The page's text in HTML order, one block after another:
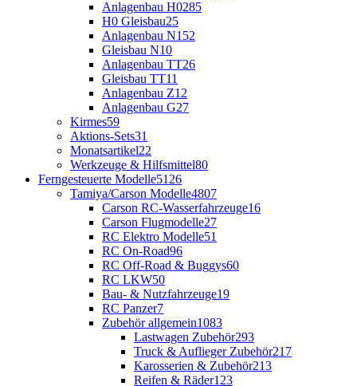
Anlagenbau H0285
H0 Gleisbau25
Anlagenbau N152
Gleisbau N10
Anlagenbau TT26
Gleisbau TT11
Anlagenbau Z12
Anlagenbau G27
Kirmes59
Aktions-Sets31
Monatsartikel22
Werkzeuge & Hilfsmittel80
Ferngesteuerte Modelle5126
Tamiya/Carson Modelle4807
Carson RC-Wasserfahrzeuge16
Carson Flugmodelle27
RC Elektro Modelle51
RC On-Road96
RC Off-Road & Buggys60
RC LKW50
Bau- & Nutzfahrzeuge19
RC Panzer7
Zubehör allgemein1083
Lastwagen Zubehör293
Truck & Auflieger Zubehör217
Karosserien & Zubehör213
Reifen & Räder123